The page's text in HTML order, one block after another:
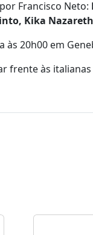
Francisco Neto:
Kika
às 20h00 em
frente às